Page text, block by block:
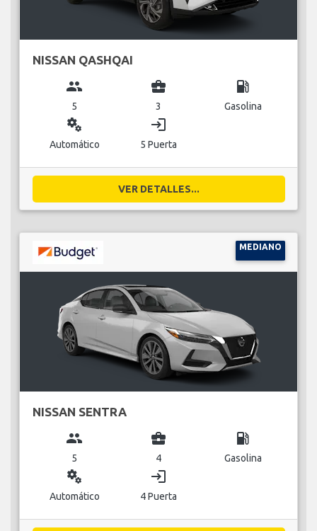
NISSAN QASHQAI
group
5
business_center
3
local_gas_station
Gasolina
miscellaneous_services
Automático
login
5 Puerta
VER DETALLES...
MEDIANO
NISSAN SENTRA
group
5
business_center
4
local_gas_station
Gasolina
miscellaneous_services
Automático
login
4 Puerta